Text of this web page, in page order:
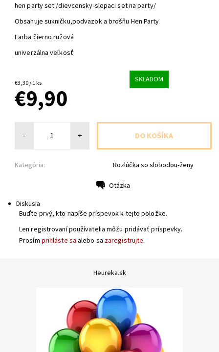
hen party set /dievcensky-slepaci set na party/
Obsahuje sukničku,podväzok a brošňu Hen Party
Farba čierno ružová
univerzálna veľkosť
€3,30 / 1 ks SKLADOM
€9,90
- +
Kategória: Rozlúčka so slobodou-ženy
Otázka
Diskusia
Buďte prvý, kto napíše príspevok k tejto položke.
Len registrovaní používatelia môžu pridávať príspevky.
Prosím prihláste sa alebo sa zaregistrujte.
Heureka.sk